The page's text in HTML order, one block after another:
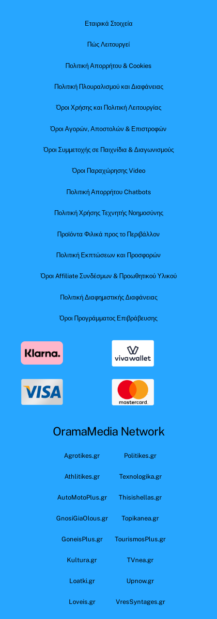
Εταιρικά Στοιχεία
Πώς Λειτουργεί
Πολιτική Απορρήτου & Cookies
Πολιτική Πλουραλισμού και Διαφάνειας
Όροι Χρήσης και Πολιτική Λειτουργίας
Όροι Αγορών, Αποστολών & Επιστροφών
Όροι Συμμετοχής σε Παιχνίδια & Διαγωνισμούς
Όροι Παραχώρησης Video
Πολιτική Απορρήτου Chatbots
Πολιτική Χρήσης Τεχνητής Νοημοσύνης
Προϊόντα Φιλικά προς το Περιβάλλον
Πολιτική Εκπτώσεων και Προσφορών
Όροι Affiliate Συνδέσμων & Προωθητικού Υλικού
Πολιτική Διαφημιστικής Διαφάνειας
Όροι Προγράμματος Επιβράβευσης
OramaMedia Network
Agrotikes.gr Politikes.gr
Athlitikes.gr Texnologika.gr
AutoMotoPlus.gr Thisishellas.gr
GnosiGiaOlous.gr Topikanea.gr
GoneisPlus.gr TourismosPlus.gr
Kultura.gr TVnea.gr
Loatki.gr Upnow.gr
Loveis.gr VresSyntages.gr